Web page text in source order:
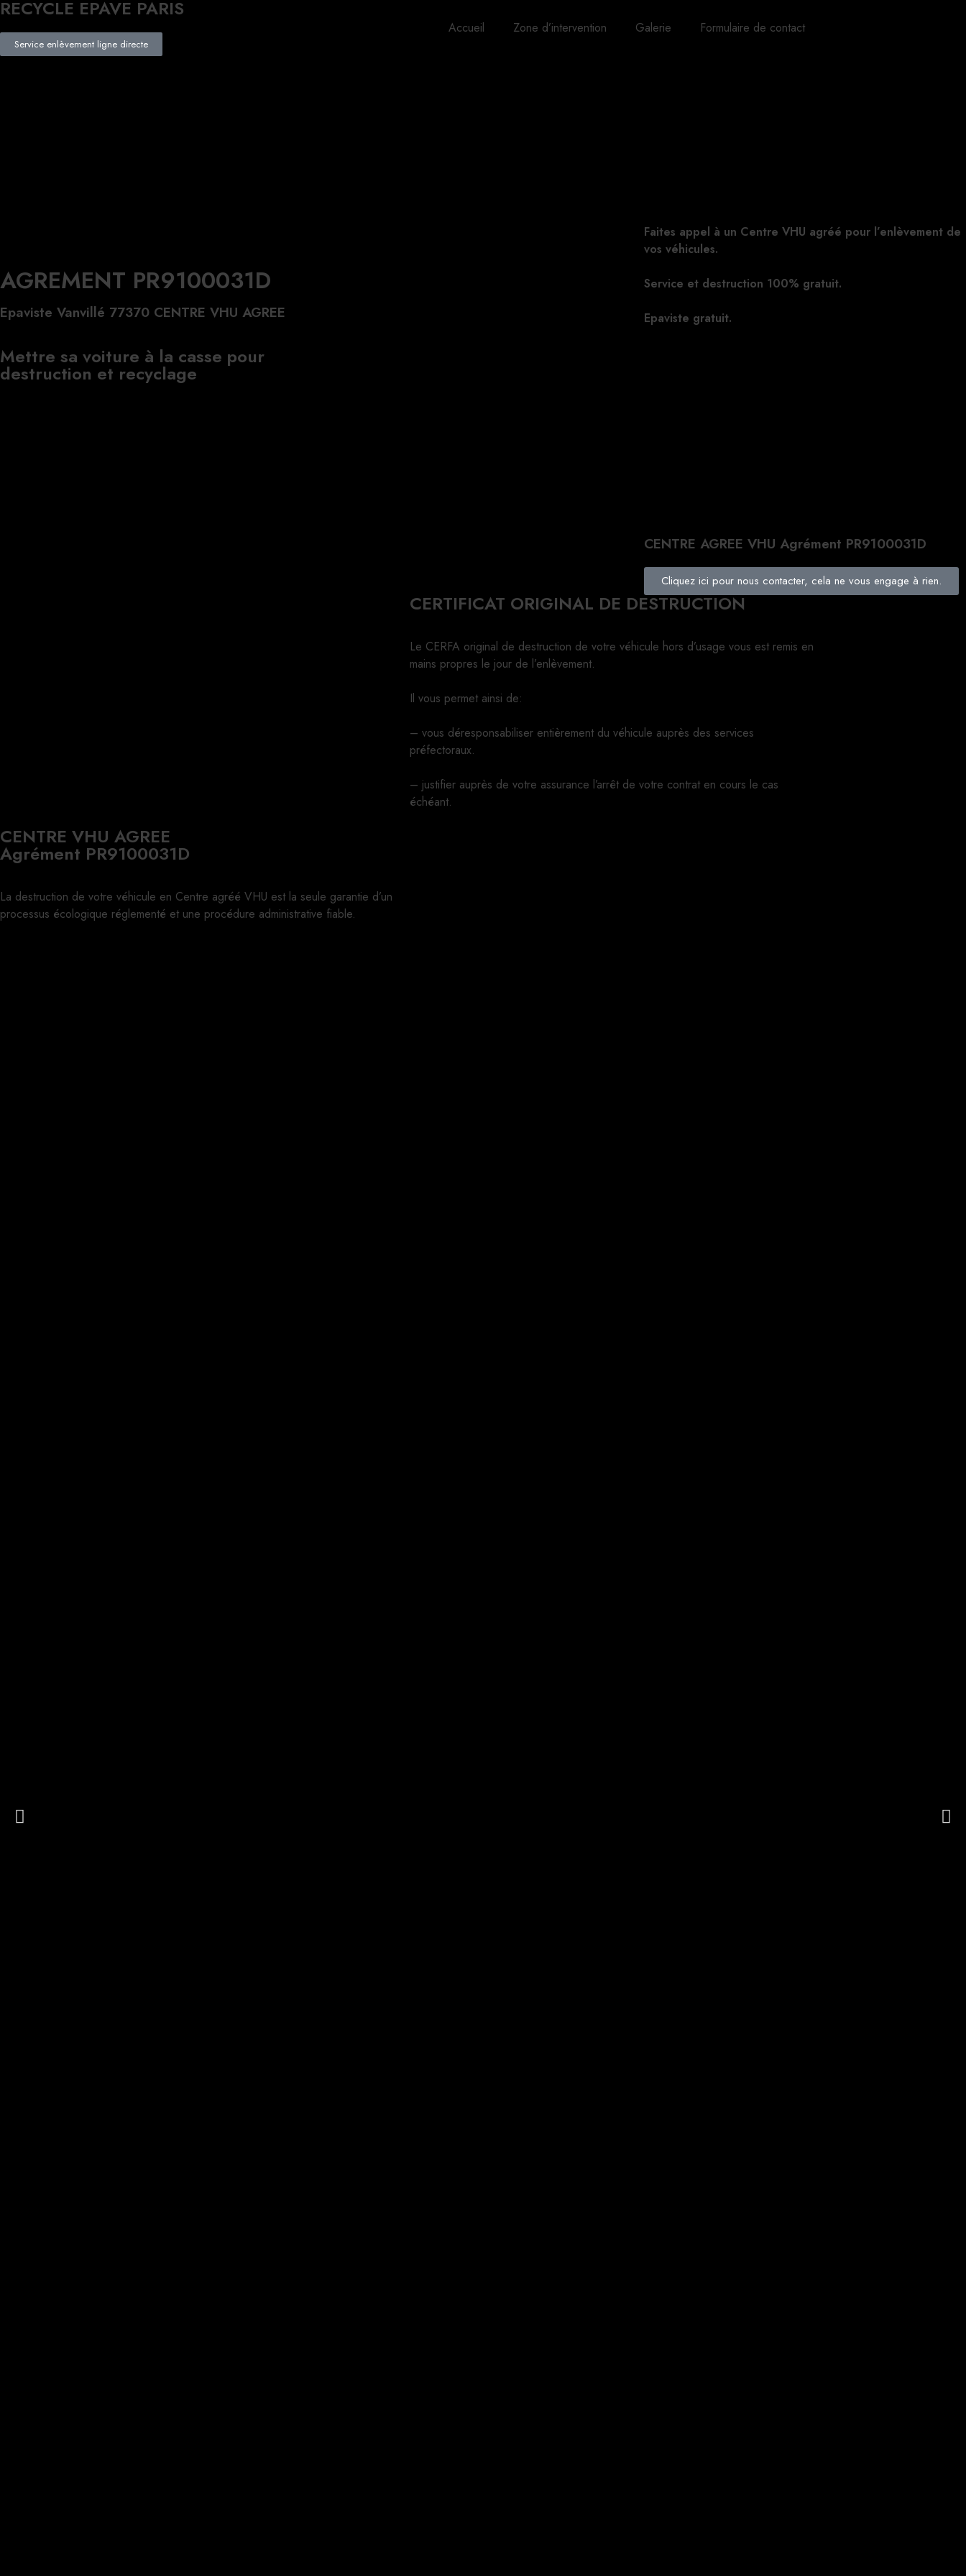
RECYCLE EPAVE PARIS
Service enlèvement ligne directe
Accueil Zone d’intervention Galerie Formulaire de contact
AGREMENT PR9100031D
Epaviste Vanvillé 77370 CENTRE VHU AGREE
Mettre sa voiture à la casse pour
destruction et recyclage
Faites appel à un Centre VHU agréé pour l’enlèvement de
vos véhicules.
Service et destruction 100% gratuit.
Epaviste gratuit.
CENTRE AGREE VHU Agrément PR9100031D
Cliquez ici pour nous contacter, cela ne vous engage à rien.
CERTIFICAT ORIGINAL DE DESTRUCTION
Le CERFA original de destruction de votre véhicule hors d’usage vous est remis en
mains propres le jour de l’enlèvement.
Il vous permet ainsi de:
– vous déresponsabiliser entièrement du véhicule auprès des services
préfectoraux.
– justifier auprès de votre assurance l’arrêt de votre contrat en cours le cas
échéant.
CENTRE VHU AGREE
Agrément PR9100031D
La destruction de votre véhicule en Centre agréé VHU est la seule garantie d’un
processus écologique réglementé et une procédure administrative fiable.